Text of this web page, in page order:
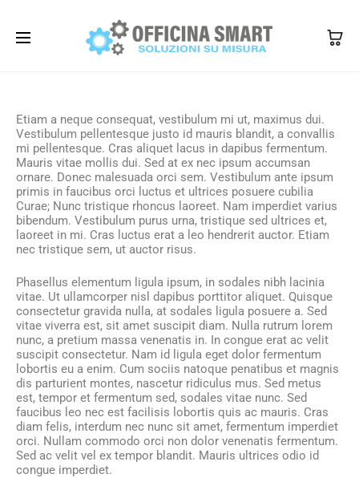
Etiam a neque consequat, vestibulum mi ut, maximus dui.
Vestibulum pellentesque justo id mauris blandit, a convallis
mi pellentesque. Cras aliquet lacus in dapibus fermentum.
Mauris vitae mollis dui. Sed at ex nec ipsum accumsan
ornare. Donec malesuada orci sem. Vestibulum ante ipsum
primis in faucibus orci luctus et ultrices posuere cubilia
Curae; Nunc tristique rhoncus laoreet. Nam imperdiet varius
bibendum. Vestibulum purus urna, tristique sed ultrices et,
laoreet in mi. Cras luctus erat a leo hendrerit auctor. Etiam
nec tristique sem, ut auctor risus.
Phasellus elementum ligula ipsum, in sodales nibh lacinia
vitae. Ut ullamcorper nisl dapibus porttitor aliquet. Quisque
consectetur gravida nulla, at sodales ligula posuere a. Sed
vitae viverra est, sit amet suscipit diam. Nulla rutrum lorem
nunc, a pretium massa venenatis in. In congue erat ac velit
suscipit consectetur. Nam id ligula eget dolor fermentum
lobortis eu a enim. Cum sociis natoque penatibus et magnis
dis parturient montes, nascetur ridiculus mus. Sed metus
est, tempor et fermentum sed, sodales vitae nunc. Sed
faucibus leo nec est facilisis lobortis quis ac mauris. Cras
diam felis, interdum nec nunc sit amet, fermentum imperdiet
orci. Nullam commodo orci non dolor venenatis fermentum.
Sed ac velit vel ex tempor blandit. Mauris ultrices odio id
congue imperdiet.